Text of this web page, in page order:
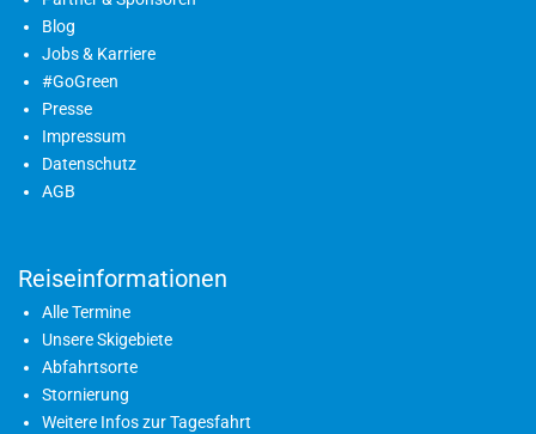
Blog
Jobs & Karriere
#GoGreen
Presse
Impressum
Datenschutz
AGB
Reiseinformationen
Alle Termine
Unsere Skigebiete
Abfahrtsorte
Stornierung
Weitere Infos zur Tagesfahrt